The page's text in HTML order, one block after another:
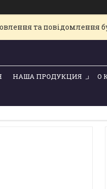
та повідомлення
НАША ПРОДУКЦИЯ О